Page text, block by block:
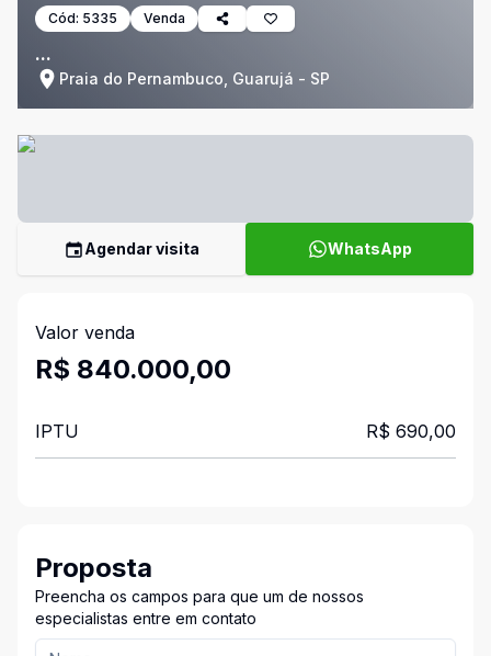
Cód: 5335 Venda
...
Praia do Pernambuco, Guarujá - SP
Agendar visita WhatsApp
Valor venda
R$ 840.000,00
IPTU R$ 690,00
Proposta
Preencha os campos para que um de nossos
especialistas entre em contato